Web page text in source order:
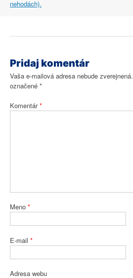
nehodách).
Pridaj komentár
Vaša e-mailová adresa nebude zverejnená.
označené *
Komentár*
Meno *
E-mail *
Adresa webu